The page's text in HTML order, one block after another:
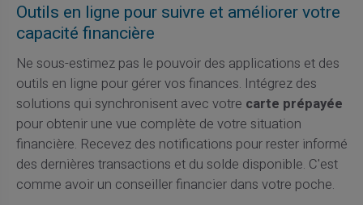
Outils en ligne pour suivre et améliorer votre
capacité financière
Ne sous-estimez pas le pouvoir des applications et des
outils en ligne pour gérer vos finances. Intégrez des
solutions qui synchronisent avec votre carte prépayée
pour obtenir une vue complète de votre situation
financière. Recevez des notifications pour rester informé
des dernières transactions et du solde disponible. C'est
comme avoir un conseiller financier dans votre poche.